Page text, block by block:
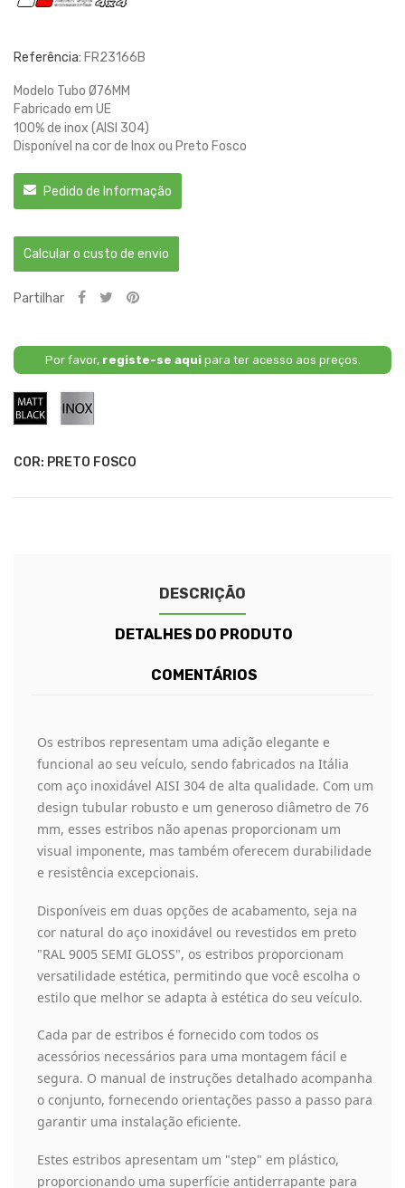
Referência: FR23166B
Modelo Tubo Ø76MM
Fabricado em UE
100% de inox (AISI 304)
Disponível na cor de Inox ou Preto Fosco
Pedido de Informação
Calcular o custo de envio
Partilhar
Por favor, registe-se aquipara ter acesso aos preços.
COR: PRETO FOSCO
Preto
Fosco
DESCRIÇÃO
DETALHES DO PRODUTO
COMENTÁRIOS
Os estribos representam uma adição elegante e
funcional ao seu veículo, sendo fabricados na Itália
com aço inoxidável AISI 304 de alta qualidade. Com um
design tubular robusto e um generoso diâmetro de 76
mm, esses estribos não apenas proporcionam um
visual imponente, mas também oferecem durabilidade
e resistência excepcionais.
Disponíveis em duas opções de acabamento, seja na
cor natural do aço inoxidável ou revestidos em preto
"RAL 9005 SEMI GLOSS", os estribos proporcionam
versatilidade estética, permitindo que você escolha o
estilo que melhor se adapta à estética do seu veículo.
Cada par de estribos é fornecido com todos os
acessórios necessários para uma montagem fácil e
segura. O manual de instruções detalhado acompanha
o conjunto, fornecendo orientações passo a passo para
garantir uma instalação eficiente.
Estes estribos apresentam um "step" em plástico,
proporcionando uma superfície antiderrapante para